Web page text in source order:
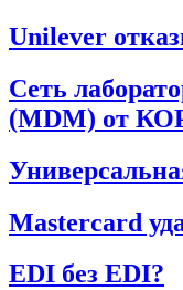
Unilever
Сеть
(MDM) от
Mastercard
EDI без EDI?